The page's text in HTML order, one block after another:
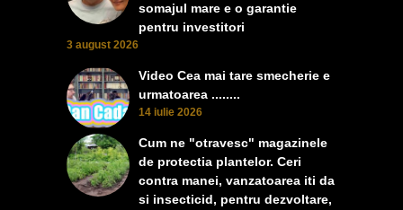
somajul mare e o garantie
pentru investitori
3 august 2026
Video Cea mai tare smecherie e
urmatoarea ........
14 iulie 2026
Cum ne "otravesc" magazinele
de protectia plantelor. Ceri
contra manei, vanzatoarea iti da
si insecticid, pentru dezvoltare,